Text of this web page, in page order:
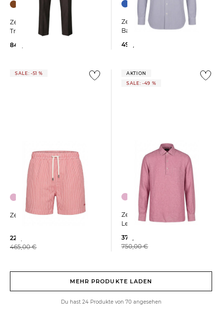
Zegna | Herren Hose aus
Trofeo Wolle
840,00 €
Zegna | Herren Hemd aus
Baumwolle
495,00 €
SALE: -51 %
Zegna | Herren Badeshorts
229,99 €
465,00 €
AKTION
SALE: -49 %
Zegna | Herren Hemd aus
Leinen
379,99 €
750,00 €
MEHR PRODUKTE LADEN
Du hast 24 Produkte von 70 angesehen